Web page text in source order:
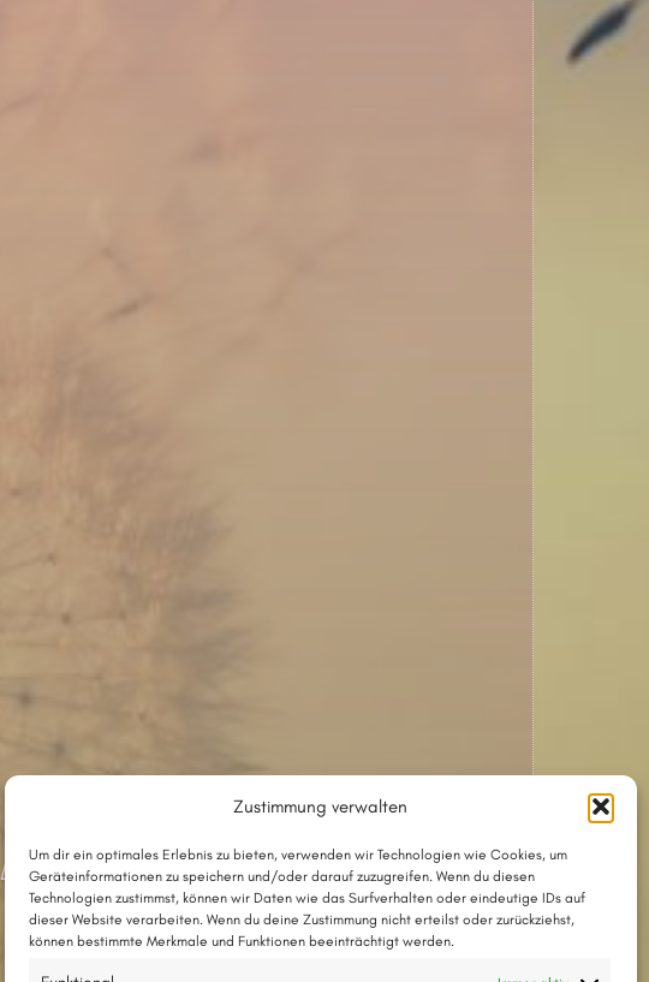
Zustimmung verwalten
Um dir ein optimales Erlebnis zu bieten, verwenden wir Technologien wie Cookies, um
Geräteinformationen zu speichern und/oder darauf zuzugreifen. Wenn du diesen
Technologien zustimmst, können wir Daten wie das Surfverhalten oder eindeutige IDs auf
dieser Website verarbeiten. Wenn du deine Zustimmung nicht erteilst oder zurückziehst,
können bestimmte Merkmale und Funktionen beeinträchtigt werden.
Die englische Fassung dieses Liedes ist »Vineta«
Das Lied mit Akkorden als PDF